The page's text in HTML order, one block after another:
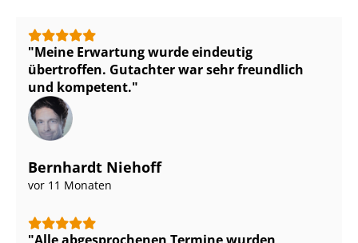
Meine Erwartung wurde eindeutig
übertroffen. Gutachter war sehr freundlich
und kompetent.
Bernhardt Niehoff
vor 11 Monaten